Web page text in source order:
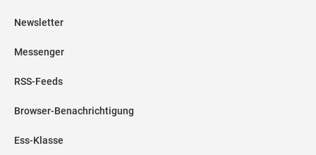
Newsletter
Messenger
RSS-Feeds
Browser-Benachrichtigung
Ess-Klasse